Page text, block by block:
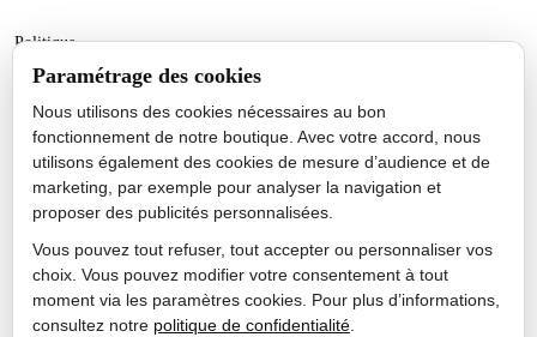
Politique
Politique d'expédition
Politique de retour et de remboursement
Politique de paiement
Politique de confidentialité
Conditions d'utilisation
Politique de cookies
Paramétrage des cookies
Nous utilisons des cookies nécessaires au bon
fonctionnement de notre boutique. Avec votre accord, nous
utilisons également des cookies de mesure d’audience et de
marketing, par exemple pour analyser la navigation et
proposer des publicités personnalisées.
Vous pouvez tout refuser, tout accepter ou personnaliser vos
choix. Vous pouvez modifier votre consentement à tout
moment via les paramètres cookies. Pour plus d’informations,
consultez notre politique de confidentialité